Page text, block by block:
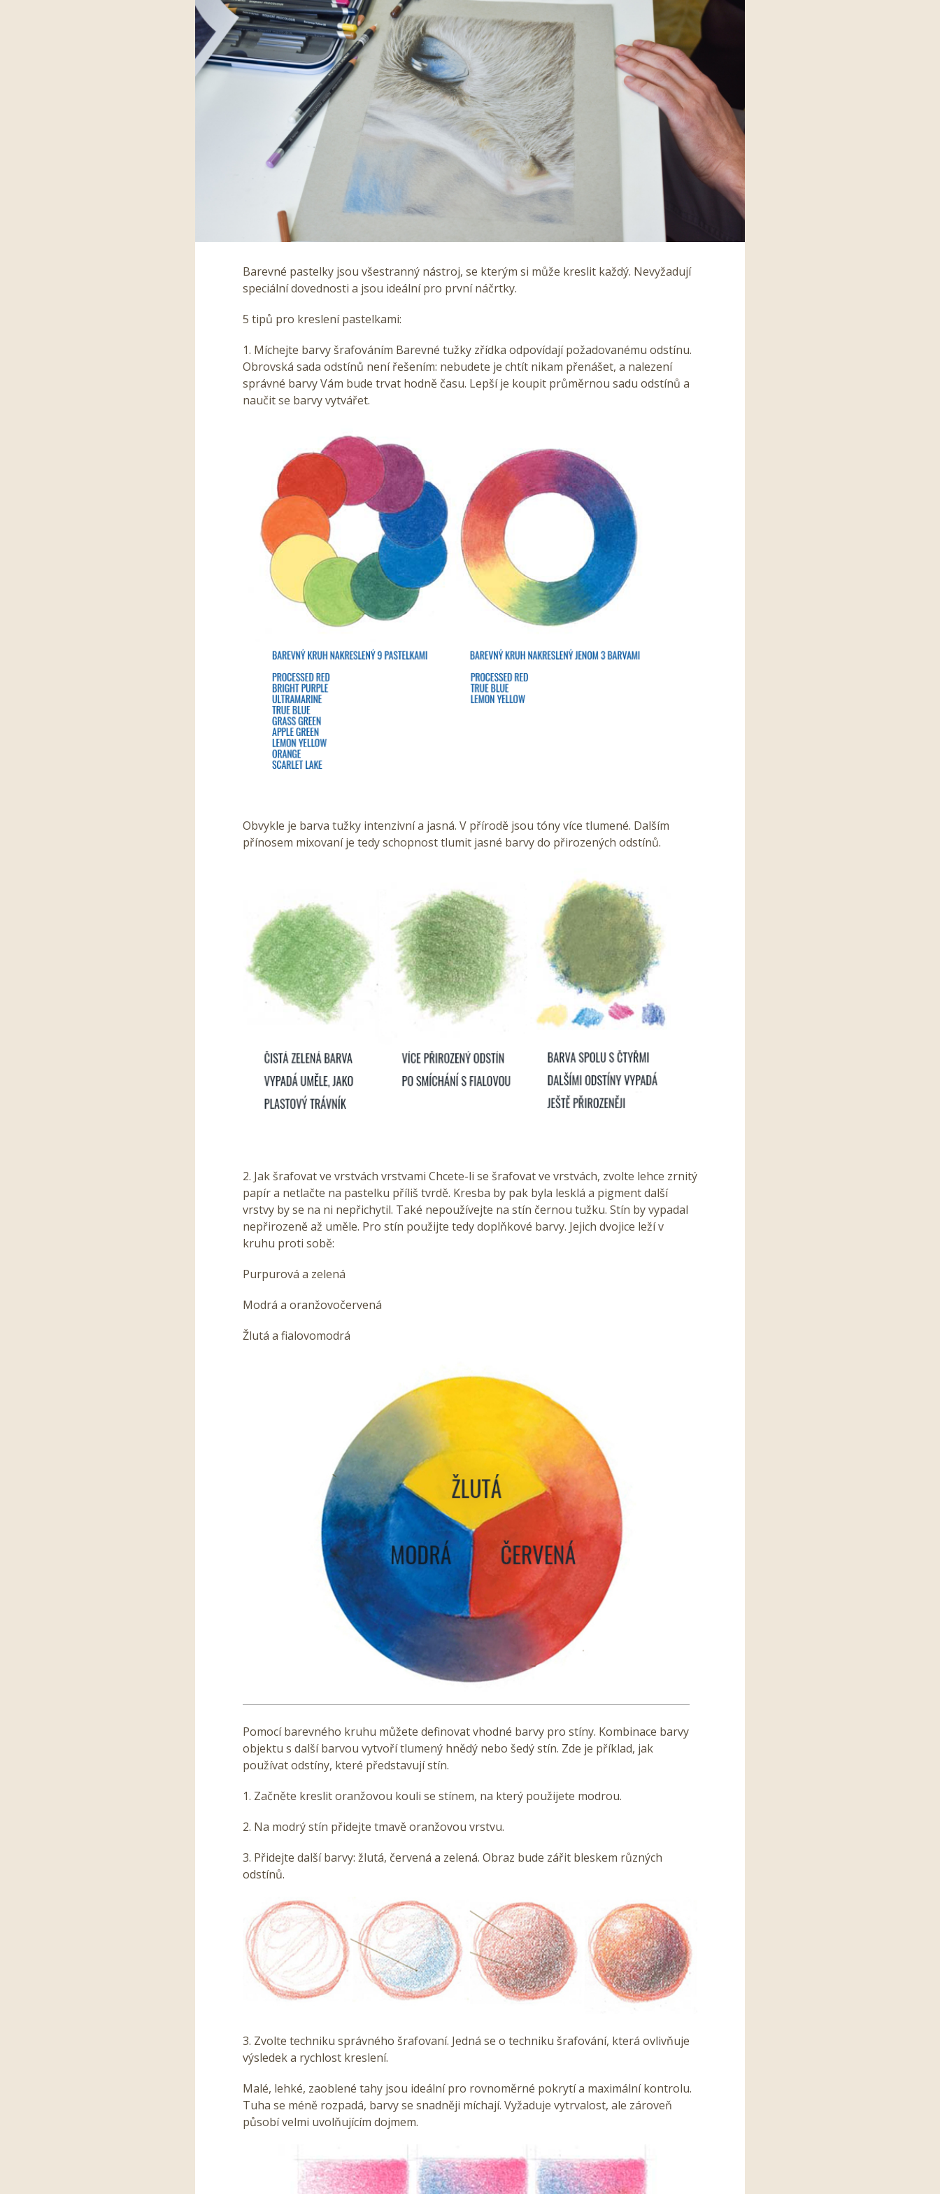
Barevné pastelky jsou všestranný nástroj, se kterým si může kreslit každý. Nevyžadují
speciální dovednosti a jsou ideální pro první náčrtky.
5 tipů pro kreslení pastelkami:
1. Míchejte barvy šrafováním Barevné tužky zřídka odpovídají požadovanému odstínu.
Obrovská sada odstínů není řešením: nebudete je chtít nikam přenášet, a nalezení
správné barvy Vám bude trvat hodně času. Lepší je koupit průměrnou sadu odstínů a
naučit se barvy vytvářet.
Obvykle je barva tužky intenzivní a jasná. V přírodě jsou tóny více tlumené. Dalším
přínosem mixovaní je tedy schopnost tlumit jasné barvy do přirozených odstínů.
2. Jak šrafovat ve vrstvách vrstvami Chcete-li se šrafovat ve vrstvách, zvolte lehce zrnitý
papír a netlačte na pastelku příliš tvrdě. Kresba by pak byla lesklá a pigment další
vrstvy by se na ni nepřichytil. Také nepoužívejte na stín černou tužku. Stín by vypadal
nepřirozeně až uměle. Pro stín použijte tedy doplňkové barvy. Jejich dvojice leží v
kruhu proti sobě:
Purpurová a zelená
Modrá a oranžovočervená
Žlutá a fialovomodrá
Pomocí barevného kruhu můžete definovat vhodné barvy pro stíny. Kombinace barvy
objektu s další barvou vytvoří tlumený hnědý nebo šedý stín. Zde je příklad, jak
používat odstíny, které představují stín.
1. Začněte kreslit oranžovou kouli se stínem, na který použijete modrou.
2. Na modrý stín přidejte tmavě oranžovou vrstvu.
3. Přidejte další barvy: žlutá, červená a zelená. Obraz bude zářit bleskem různých
odstínů.
3. Zvolte techniku správného šrafovaní. Jedná se o techniku šrafování, která ovlivňuje
výsledek a rychlost kreslení.
Malé, lehké, zaoblené tahy jsou ideální pro rovnoměrné pokrytí a maximální kontrolu.
Tuha se méně rozpadá, barvy se snadněji míchají. Vyžaduje vytrvalost, ale zároveň
působí velmi uvolňujícím dojmem.